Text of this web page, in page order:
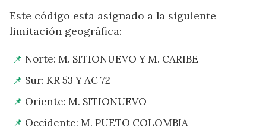
Este código esta asignado a la siguiente
limitación geográfica:
Norte: M. SITIONUEVO Y M. CARIBE
Sur: KR 53 Y AC 72
Oriente: M. SITIONUEVO
Occidente: M. PUETO COLOMBIA